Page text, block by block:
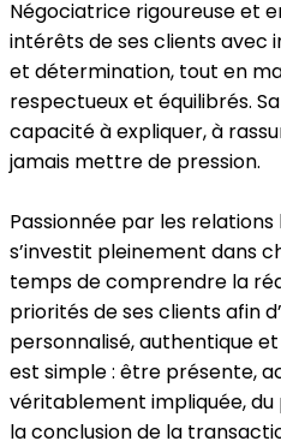
Négociatrice rigoureuse et
intérêts de ses clients avec
et détermination, tout en
respectueux et équilibrés.
capacité à expliquer, à
jamais mettre de pression.
Passionnée par les
s’investit pleinement dans
temps de comprendre la
priorités de ses clients afin
personnalisé, authentique
est simple : être présente,
véritablement impliquée, du
la conclusion de la